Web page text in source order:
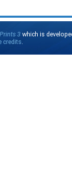
3 which is
credits.